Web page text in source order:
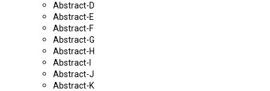
Abstract-D
Abstract-E
Abstract-F
Abstract-G
Abstract-H
Abstract-I
Abstract-J
Abstract-K